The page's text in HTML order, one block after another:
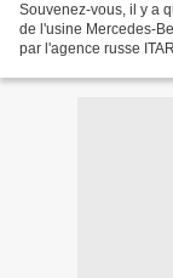
Souvenez-vous, il y a
de l'usine Mercedes-
par l'agence russe